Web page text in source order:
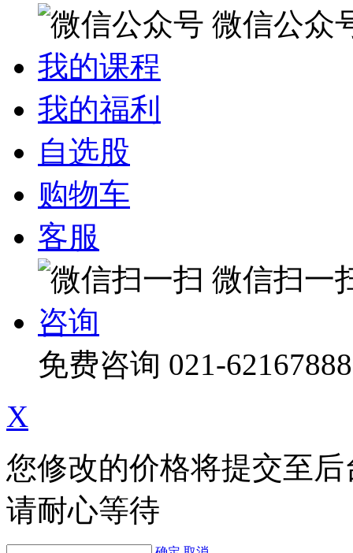
微信公众
我的课程
我的福利
自选股
购物车
客服
微信扫一
咨询
免费咨询 021-62167888
X
您修改的价格将提交至
请耐心等待